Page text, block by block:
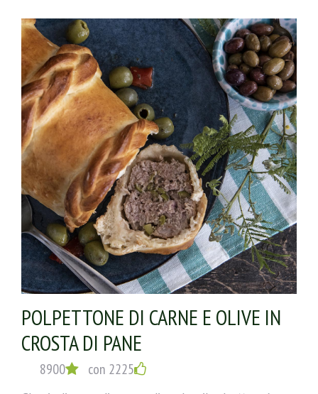
POLPETTONE DI CARNE E OLIVE IN
CROSTA DI PANE
8900 con 2225